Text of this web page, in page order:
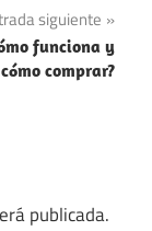
siguiente
funciona y
cómo comprar?
publicada.